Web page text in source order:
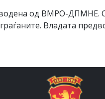
од ВМРО-ДПМНЕ.
Владата